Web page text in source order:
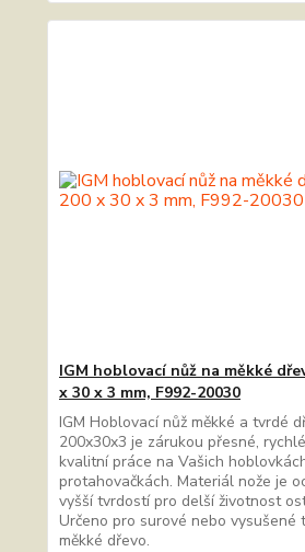
IGM hoblovací nůž na měkké
x 30 x 3 mm, F992-20030
IGM Hoblovací nůž měkké a tvrdé
200x30x3 je zárukou přesné,
kvalitní práce na Vašich
protahovačkách. Materiál nože je
vyšší tvrdostí pro delší životnost
Určeno pro surové nebo vysušené
měkké dřevo.